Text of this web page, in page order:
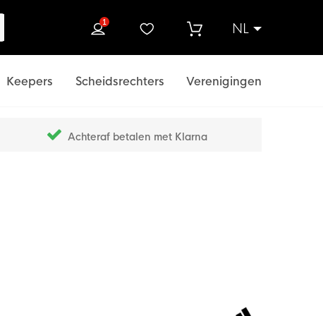
NL
1
Keepers Scheidsrechters Verenigingen
Achteraf betalen met Klarna